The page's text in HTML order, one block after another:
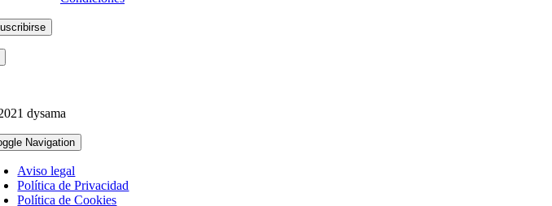
dysama
Navigation
Aviso legal
Política de Privacidad
Política de Cookies